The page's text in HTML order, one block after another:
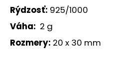
Rýdzosť: 925/1000
Váha: 2 g
Rozmery: 20 x 30 mm
O
d